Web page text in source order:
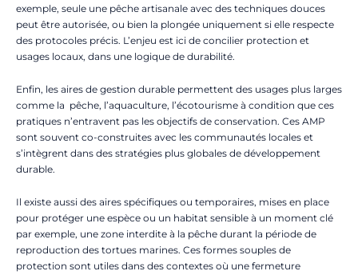
exemple, seule une pêche artisanale avec des techniques douces
peut être autorisée, ou bien la plongée uniquement si elle respecte
des protocoles précis. L’enjeu est ici de concilier protection et
usages locaux, dans une logique de durabilité.
Enfin, les aires de gestion durable permettent des usages plus larges
comme la pêche, l’aquaculture, l’écotourisme à condition que ces
pratiques n’entravent pas les objectifs de conservation. Ces AMP
sont souvent co-construites avec les communautés locales et
s’intègrent dans des stratégies plus globales de développement
durable.
Il existe aussi des aires spécifiques ou temporaires, mises en place
pour protéger une espèce ou un habitat sensible à un moment clé
par exemple, une zone interdite à la pêche durant la période de
reproduction des tortues marines. Ces formes souples de
protection sont utiles dans des contextes où une fermeture